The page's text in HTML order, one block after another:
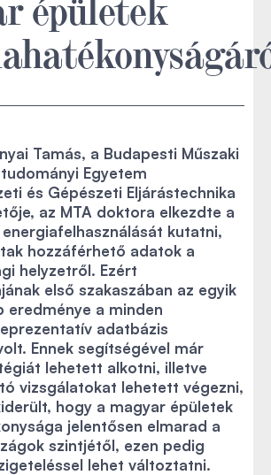
Tamás, a Budapesti Műszaki
Egyetem
és Gépészeti Eljárástechnika
az MTA doktora elkezdte a
kutatni,
hozzáférhető adatok a
helyzetről. Ezért
első szakaszában az egyik
eredménye a minden
adatbázis
Ennek segítségével már
lehetett alkotni, illetve
vizsgálatokat lehetett végezni,
hogy a magyar épületek
jelentősen elmarad a
szintjétől, ezen pedig
lehet változtatni.